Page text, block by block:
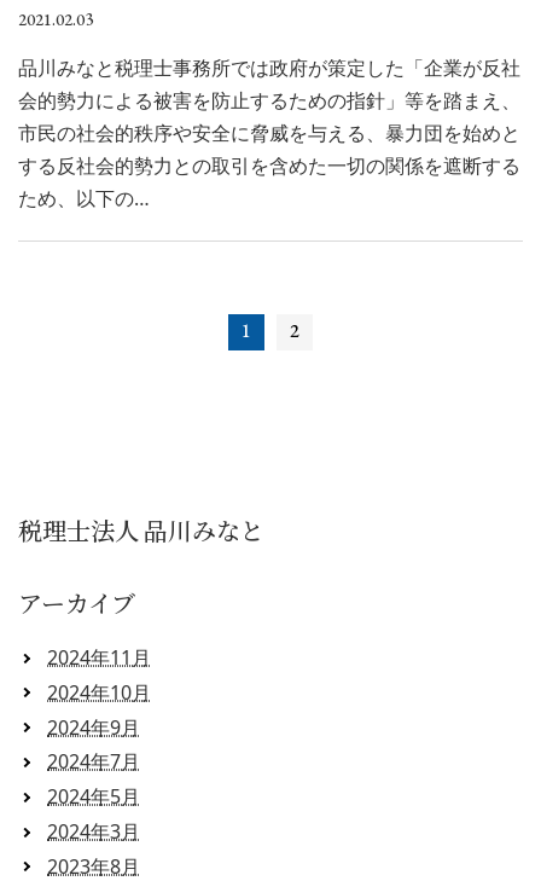
2021.02.03
品川みなと税理士事務所では政府が策定した「企業が反社
会的勢力による被害を防止するための指針」等を踏まえ、
市民の社会的秩序や安全に脅威を与える、暴力団を始めと
する反社会的勢力との取引を含めた一切の関係を遮断する
ため、以下の…
1 2
税理士法人 品川みなと
アーカイブ
2024年11月
2024年10月
2024年9月
2024年7月
2024年5月
2024年3月
2023年8月